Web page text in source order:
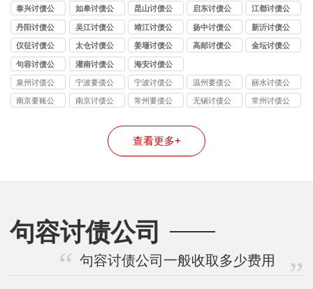
司
司
司
司
司
泰兴讨债公
司
如皋讨债公
司
昆山讨债公
司
启东讨债公
司
江都讨债公
司
丹阳讨债公
司
吴江讨债公
司
靖江讨债公
司
扬中讨债公
司
新沂讨债公
司
仪征讨债公
司
太仓讨债公
司
姜堰讨债公
司
高邮讨债公
金坛讨债公
句容讨债公
司
灌南讨债公
司
海安讨债公
司
泉州讨债公
司
宁波要债公
司
宁波讨债公
司
温州要债公
司
丽水讨债公
司
南京要账公
南京讨债公
常州要债公
无锡讨债公
常州讨债公
查看更多+
句容讨债公司
句容讨债公司一般收取多少费用